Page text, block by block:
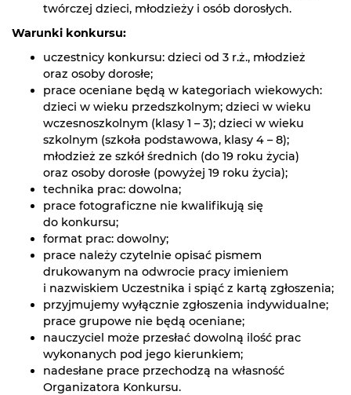
twórczej dzieci, młodzieży i osób dorosłych.
Warunki konkursu:
uczestnicy konkursu: dzieci od 3 r.ż., młodzież
oraz osoby dorosłe;
prace oceniane będą w kategoriach wiekowych:
dzieci w wieku przedszkolnym; dzieci w wieku
wczesnoszkolnym (klasy 1 – 3); dzieci w wieku
szkolnym (szkoła podstawowa, klasy 4 – 8);
młodzież ze szkół średnich (do 19 roku życia)
oraz osoby dorosłe (powyżej 19 roku życia);
technika prac: dowolna;
prace fotograficzne nie kwalifikują się
do konkursu;
format prac: dowolny;
prace należy czytelnie opisać pismem
drukowanym na odwrocie pracy imieniem
i nazwiskiem Uczestnika i spiąć z kartą zgłoszenia;
przyjmujemy wyłącznie zgłoszenia indywidualne;
prace grupowe nie będą oceniane;
nauczyciel może przesłać dowolną ilość prac
wykonanych pod jego kierunkiem;
nadesłane prace przechodzą na własność
Organizatora Konkursu.